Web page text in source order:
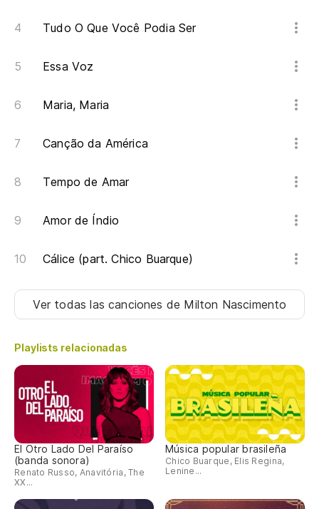
Tudo O Que Você Podia Ser
Essa Voz
Maria, Maria
Canção da América
Tempo de Amar
Amor de Índio
Cálice (part. Chico Buarque)
Ver todas las canciones de Milton Nascimento
Playlists relacionadas
El Otro Lado Del Paraíso
(banda sonora)
Renato Russo, Anavitória, The
XX...
Música popular brasileña
Chico Buarque, Elis Regina,
Lenine...